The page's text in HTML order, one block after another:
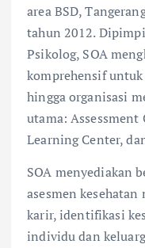
area BSD,
tahun 2012.
Psikolog, SOA
komprehensif
hingga organisasi
utama: Assessment
Learning Center,
SOA menyediakan
asesmen
karir, identifikasi
individu dan